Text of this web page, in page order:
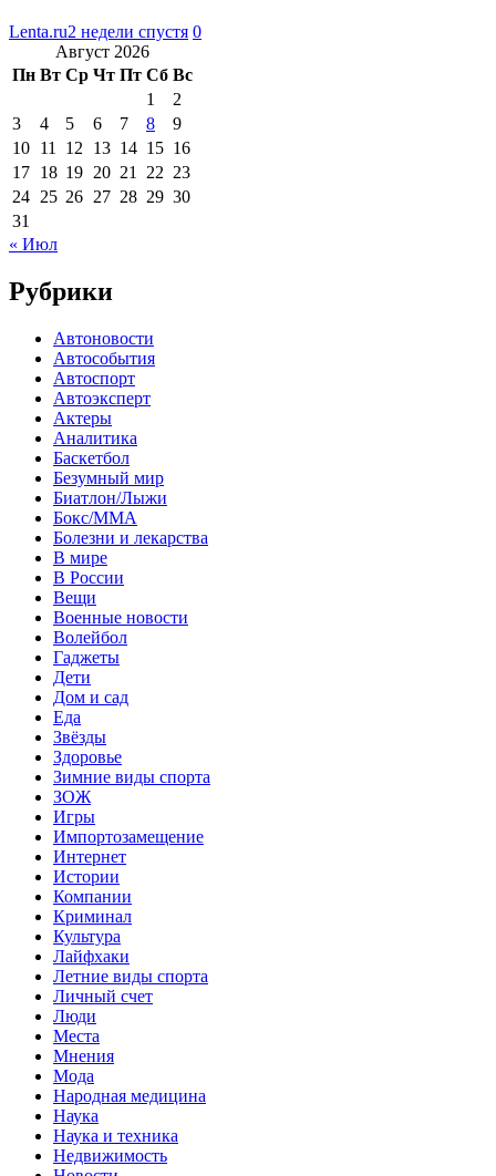
Lenta.ru2 недели спустя 0
Август 2026
Пн Вт Ср Чт Пт Сб Вс
1
2
3
4 5 6 7 8
9
10 11 12 13 14 15 16
17 18 19 20 21 22 23
24 25 26 27 28 29 30
31
« Июл
Рубрики
Автоновости
Автособытия
Автоспорт
Автоэксперт
Актеры
Аналитика
Баскетбол
Безумный мир
Биатлон/Лыжи
Бокс/MMA
Болезни и лекарства
В мире
В России
Вещи
Военные новости
Волейбол
Гаджеты
Дети
Дом и сад
Еда
Звёзды
Здоровье
Зимние виды спорта
ЗОЖ
Игры
Импортозамещение
Интернет
Истории
Компании
Криминал
Культура
Лайфхаки
Летние виды спорта
Личный счет
Люди
Места
Мнения
Мода
Народная медицина
Наука
Наука и техника
Недвижимость